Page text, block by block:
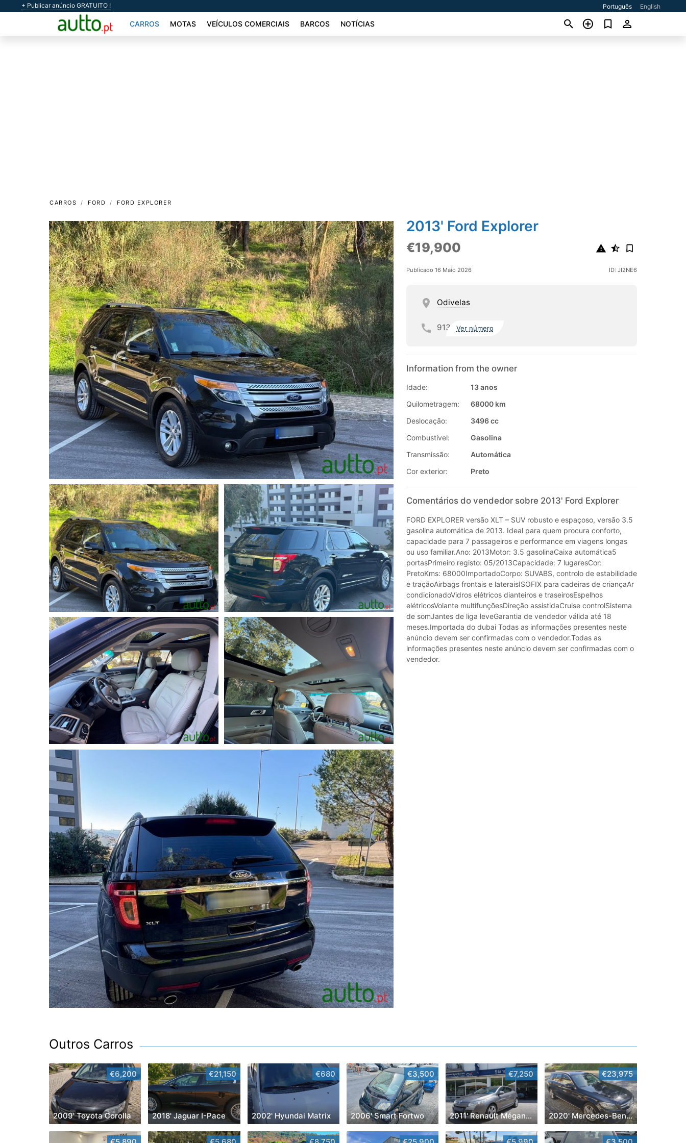
+ Publicar anúncio GRATUITO ! Português English
CARROS MOTAS VEÍCULOS COMERCIAIS BARCOS NOTÍCIAS
CARROS FORD FORD EXPLORER
2013' Ford Explorer
€19,900
Publicado 16 Maio 2026 ID: JI2NE6
Odivelas
913 Ver número
Information from the owner
Idade:
13 anos
Quilometragem:
68000 km
Deslocação:
3496 cc
Combustível:
Gasolina
Transmissão:
Automática
Cor exterior:
Preto
Comentários do vendedor sobre 2013' Ford Explorer
FORD EXPLORER versão XLT – SUV robusto e espaçoso, versão 3.5
gasolina automática de 2013. Ideal para quem procura conforto,
capacidade para 7 passageiros e performance em viagens longas
ou uso familiar.Ano: 2013Motor: 3.5 gasolinaCaixa automática5
portasPrimeiro registo: 05/2013Capacidade: 7 lugaresCor:
PretoKms: 68000ImportadoCorpo: SUVABS, controlo de estabilidade
e traçãoAirbags frontais e lateraisISOFIX para cadeiras de criançaAr
condicionadoVidros elétricos dianteiros e traseirosEspelhos
elétricosVolante multifunçõesDireção assistidaCruise controlSistema
de somJantes de liga leveGarantia de vendedor válida até 18
meses.Importada do dubai Todas as informações presentes neste
anúncio devem ser confirmadas com o vendedor.Todas as
informações presentes neste anúncio devem ser confirmadas com o
vendedor.
Outros Carros
€6,200
2009' Toyota Corolla
€21,150
2018' Jaguar I-Pace
€680
2002' Hyundai Matrix
€3,500
2006' Smart Fortwo
€7,250
2011' Renault Mégane Coupe
€23,975
2020' Mercedes-Benz Classe C